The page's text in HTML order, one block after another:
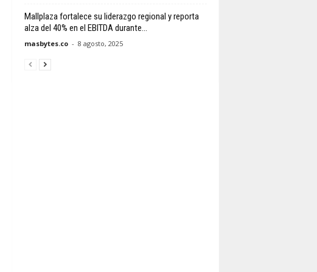
Mallplaza fortalece su liderazgo regional y reporta
alza del 40% en el EBITDA durante...
masbytes.co - 8 agosto, 2025